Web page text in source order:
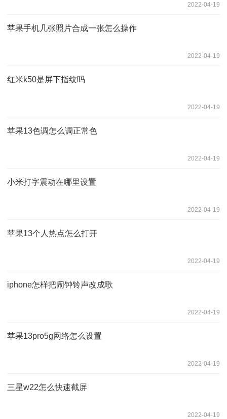
2022-04-19
苹果手机几张照片合成一张怎么操作
2022-04-19
红米k50是屏下指纹吗
2022-04-19
苹果13色调怎么调正常色
2022-04-19
小米打字震动在哪里设置
2022-04-19
苹果13个人热点怎么打开
2022-04-19
iphone怎样把闹钟铃声改成歌
2022-04-19
苹果13pro5g网络怎么设置
2022-04-19
三星w22怎么快速截屏
2022-04-19